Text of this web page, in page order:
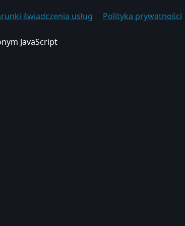
świadczenia usług Polityka prywatności
JavaScript